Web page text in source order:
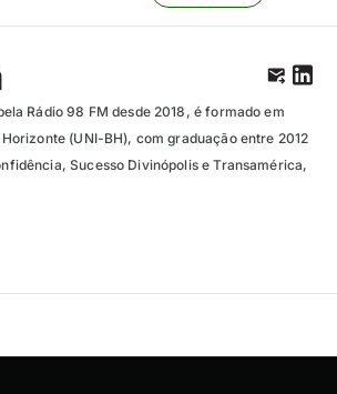
Rádio 98 FM desde 2018, é formado em
(UNI-BH), com graduação entre 2012
Sucesso Divinópolis e Transamérica,